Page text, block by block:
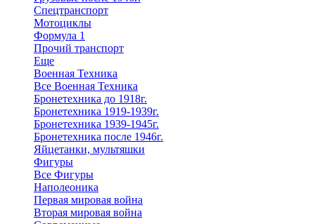
Спецтранспорт
Мотоциклы
Формула 1
Прочий транспорт
Еще
Военная Техника
Все Военная Техника
Бронетехника до 1918г.
Бронетехника 1919-1939г.
Бронетехника 1939-1945г.
Бронетехника после 1946г.
Яйцетанки, мультяшки
Фигуры
Все Фигуры
Наполеоника
Первая мировая война
Вторая мировая война